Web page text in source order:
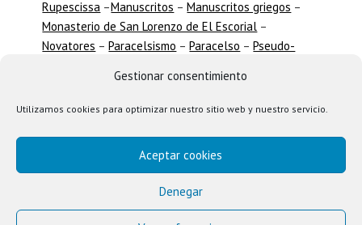
Gestionar consentimiento
Utilizamos cookies para optimizar nuestro sitio web y nuestro servicio.
Aceptar cookies
Denegar
Rupescissa –Manuscritos –Manuscritos griegos –
Monasterio de San Lorenzo de El Escorial –
Novatores –Paracelsismo –Paracelso –Pseudo-
Timadores–Transmutaciones
Weidenfeld